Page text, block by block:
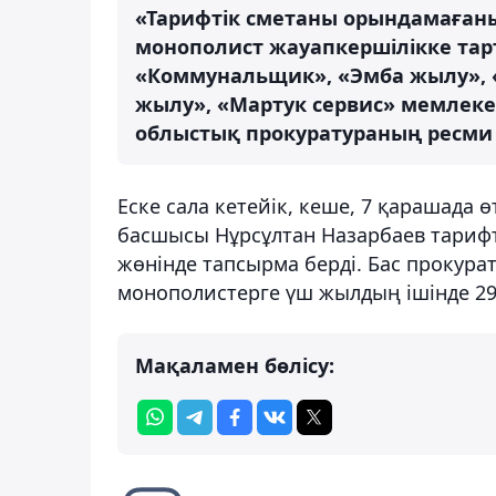
«Тарифтік сметаны
монополист жауапкершілікке
«Коммунальщик», «Эмба
жылу», «Мартук сервис»
облыстық прокуратураның
Еске сала кетейік, кеше, 7 қарашада
басшысы Нұрсұлтан Назарбаев
жөнінде тапсырма берді. Бас
монополистерге үш жылдың ішінде
Мақаламен бөлісу: